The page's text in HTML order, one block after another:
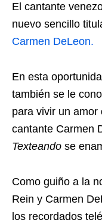
El cantante
nuevo sencillo
Carmen DeLeon.
En esta
también se le
para vivir un
cantante Carmen
Texteando se
Como guiño a la
Rein y Carmen
los recordados